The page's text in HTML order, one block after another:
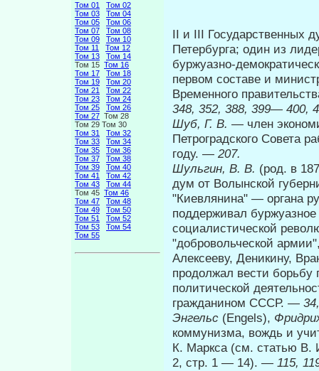
Том 01
Том 02
Том 03
Том 04
Том 05
Том 06
Том 07
Том 08
Том 09
Том 10
Том 11
Том 12
Том 13
Том 14
Том 15 Том 16
Том 17
Том 18
Том 19
Том 20
Том 21
Том 22
Том 23
Том 24
Том 25
Том 26
Том 27 Том 28
Том 29 Том 30
Том 31
Том 32
Том 33
Том 34
Том 35
Том 36
Том 37
Том 38
Том 39
Том 40
Том 41
Том 42
Том 43
Том 44
Том 45 Том 46
Том 47
Том 48
Том 49
Том 50
Том 51
Том 52
Том 53
Том 54
Том 55
II и III Государственных
Петербурга; один из
буржуазно-
первом составе и
Временного
348, 352, 388, 399— 400,
Шуб, Г. В. — член
Петроградского Совета
году. — 207.
Шульгин, В. В. (род. в
дум от Волынской
"Киевлянина" — органа
поддерживал
социалисти­ческой
"добровольческой
Алексееву, Деникину,
продолжал вести борьбу
политической
гражданином СССР. —
Энгельс (Engels),
коммунизма, вождь и
К. Маркса (см. статью В.
2, стр. 1 — 14). — 115,